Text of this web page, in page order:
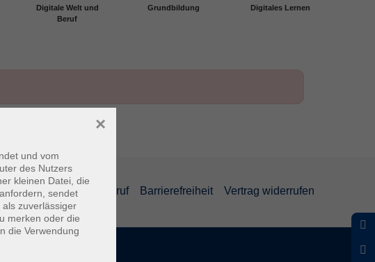
Digitale Welt und
Beruf
Grundbildung Digitales Lernen
AGB und Widerruf Barrierefreiheit Vertrag widerrufen
und vom
des Nutzers
kleinen Datei, die
sendet
zuverlässiger
merken oder die
die Verwendung
×